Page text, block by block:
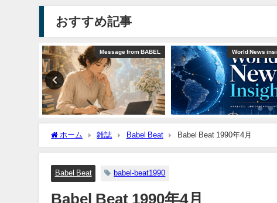
おすすめ記事
Message from BABEL World News
ホーム 雑誌 Babel Beat Babel Beat 1990年4月
Babel Beat babel-beat1990
Babel Beat 1990年4月